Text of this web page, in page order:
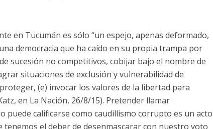
en Tucumán es sólo “un espejo, apenas deformado,
democracia que ha caído en su propia trampa por
sucesión no competitivos, cobijar bajo el nombre de
situaciones de exclusión y vulnerabilidad de
(e) invocar los valores de la libertad para
en La Nación, 26/8/15). Pretender llamar
puede calificarse como caudillismo corrupto es un acto
tenemos el deber de desenmascarar con nuestro voto